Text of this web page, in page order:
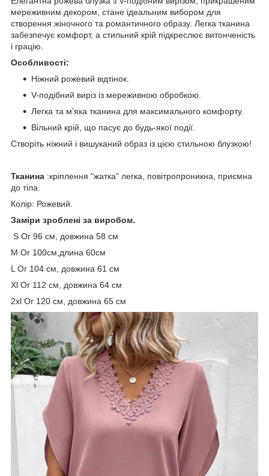
мереживним декором, стане ідеальним вибором для
створення жіночного та романтичного образу. Легка тканина
забезпечує комфорт, а стильний крій підкреслює витонченість
і грацію.
Особливості:
Ніжний рожевий відтінок.
V-подібний виріз із мереживною обробкою.
Легка та м’яка тканина для максимального комфорту.
Вільний крій, що пасує до будь-якої події.
Створіть ніжний і вишуканий образ із цією стильною блузкою!
Тканина :кріплення "жатка" легка, повітропроникна, приємна
до тіла.
Колір: Рожевий.
Заміри зроблені за виробом.
S Ог 96 см, довжина 58 см
М Ог 100см,длина 60см
L Ог 104 см, довжина 61 см
Xl Ог 112 см, довжина 64 см
2xl Ог 120 см, довжина 65 см